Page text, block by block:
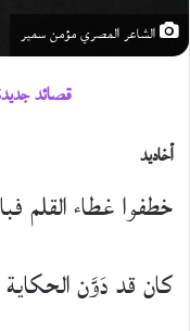
الشاعر المصري مؤمن سمير
قصائد
أخاديد
خطفوا غطاء القلم
كان قد دَوَّن